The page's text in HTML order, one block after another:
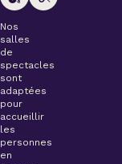
Nos
salles
de
spectacles
sont
adaptées
pour
accueillir
les
personnes
en